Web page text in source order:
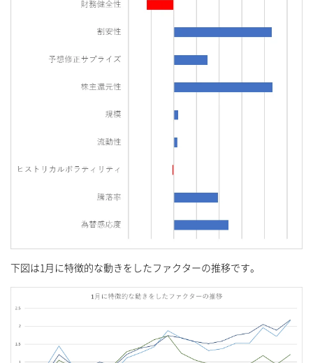
下図は1月に特徴的な動きをしたファクターの推移です。